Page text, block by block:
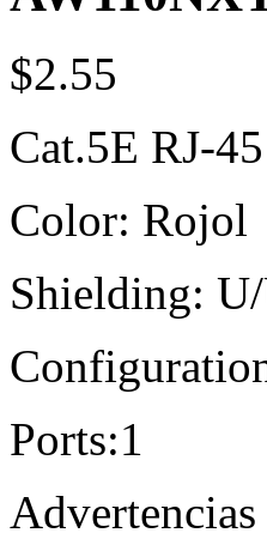
$2.55
Cat.5E RJ-
Color: Rojol
Shielding:
Ports:1